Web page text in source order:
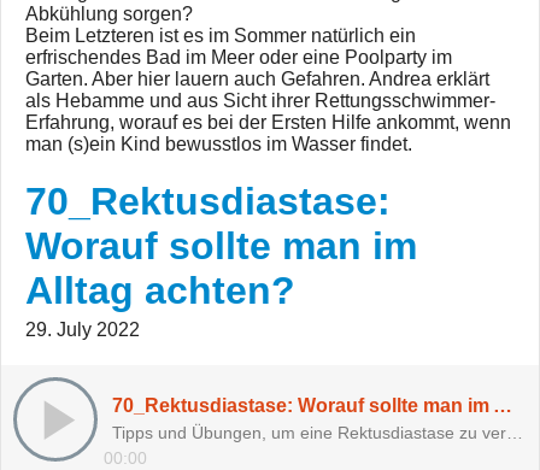
Abkühlung sorgen?
Beim Letzteren ist es im Sommer natürlich ein
erfrischendes Bad im Meer oder eine Poolparty im
Garten. Aber hier lauern auch Gefahren. Andrea erklärt
als Hebamme und aus Sicht ihrer Rettungsschwimmer-
Erfahrung, worauf es bei der Ersten Hilfe ankommt, wenn
man (s)ein Kind bewusstlos im Wasser findet.
70_Rektusdiastase:
Worauf sollte man im
Alltag achten?
29. July 2022
70_Rektusdiastase: Worauf sollte man im Alltag achten?
00:00